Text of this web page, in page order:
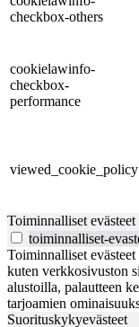
checkbox-others
cookielawinfo-
checkbox-
performance
viewed_cookie_policy
Toiminnalliset evästeet
toiminnalliset-
Toiminnalliset
kuten verkkosivuston
alustoilla, palautteen
tarjoamien
Suorituskykyevästeet